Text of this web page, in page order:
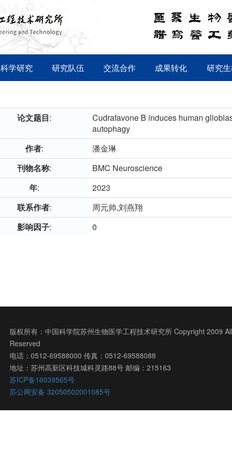
科学研究 研究队伍 交流合作 成果转化 研究
论文题目:
Cudrafavone B induces human
autophagy
作者:
潘金琳
刊物名称:
BMC Neuroscience
年:
2023
联系作者:
周元帅,刘燕翔
影响因子: 0
版权所有：中国科学院苏州生物医学工程技术研究所 Copyright 2009
Reserved
电话：0512-69588000 传真：0512-69588088
地址：苏州高新区科技城科灵路88号 邮编：215163
苏ICP备16039565号
苏公网安备 32050502001085号